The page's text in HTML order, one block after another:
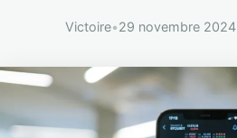
Victoire•29 novembre 2024